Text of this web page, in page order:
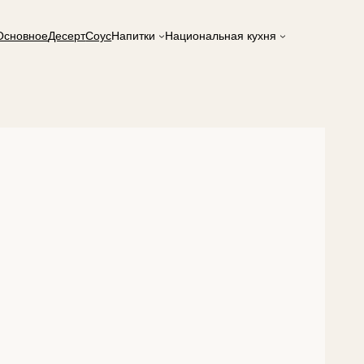
ДесертСоусНапитки Национальная кухня